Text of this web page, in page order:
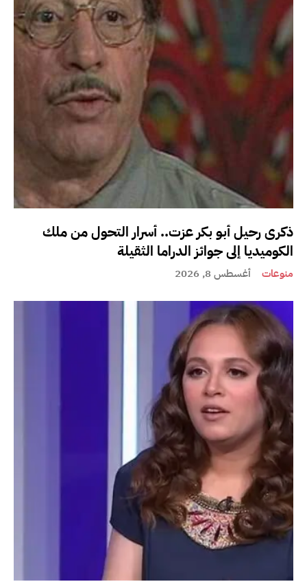
ذكرى رحيل أبو بكر عزت.. أسرار التحول من ملك
الكوميديا إلى جوائز الدراما الثقيلة
منوعات أغسطس 8, 2026